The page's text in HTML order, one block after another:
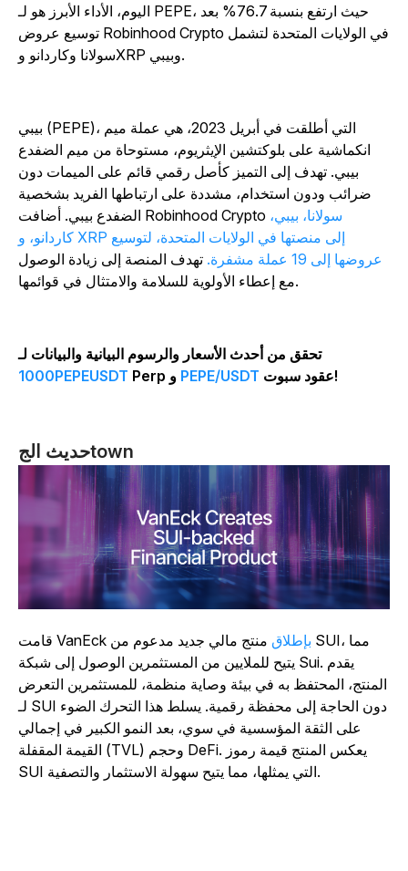
اليوم، الأداء الأبرز هو لـ PEPE، حيث ارتفع بنسبة 76.7% بعد
توسيع عروض Robinhood Crypto في الولايات المتحدة لتشمل
بيبي (PEPE)، التي أطلقت في أبريل 2023، هي عملة ميم
انكماشية على بلوكتشين الإيثريوم، مستوحاة من ميم الضفدع
بيبي. تهدف إلى التميز كأصل رقمي قائم على الميمات دون
ضرائب ودون استخدام، مشددة على ارتباطها الفريد بشخصية
الضفدع بيبي. أضافت Robinhood Cryptoسولانا، بيبي،
كاردانو، و XRP إلى منصتها في الولايات المتحدة، لتوسيع
عروضها إلى 19 عملة مشفرة.
تهدف المنصة إلى زيادة الوصول
تحقق من أحدث الأسعار والرسوم البيانية والبيانات لـ
1000PEPEUSDT
Perp وPEPE/USDT
حديث الجtown
قامت VanEck بإطلاقمنتج مالي جديد مدعوم من SUI، مما
يتيح للملايين من المستثمرين الوصول إلى شبكة Sui. يقدم
المنتج، المحتفظ به في بيئة وصاية منظمة، للمستثمرين التعرض
لـ SUI دون الحاجة إلى محفظة رقمية. يسلط هذا التحرك الضوء
على الثقة المؤسسية في سوي، بعد النمو الكبير في إجمالي
القيمة المقفلة (TVL) وحجم DeFi. يعكس المنتج قيمة رموز